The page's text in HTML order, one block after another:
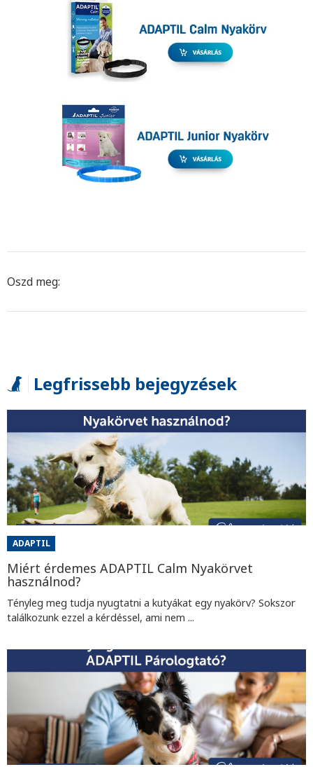
Oszd meg:
Legfrissebb bejegyzések
ADAPTIL
Miért érdemes ADAPTIL Calm Nyakörvet
használnod?
Tényleg meg tudja nyugtatni a kutyákat egy nyakörv? Sokszor
találkozunk ezzel a kérdéssel, ami nem ...